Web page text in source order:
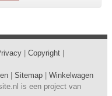
Copyright
Sitemap
Winkelwagen
is een project van